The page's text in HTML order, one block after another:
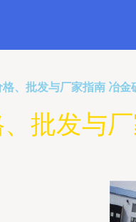
、批发与厂家指南 冶金
批发与